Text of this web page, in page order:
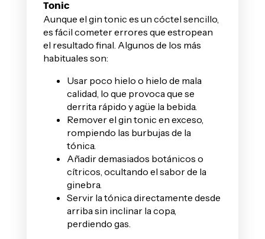
Tonic
Aunque el gin tonic es un cóctel sencillo,
es fácil cometer errores que estropean
el resultado final. Algunos de los más
habituales son:
Usar poco hielo o hielo de mala
calidad, lo que provoca que se
derrita rápido y agüe la bebida.
Remover el gin tonic en exceso,
rompiendo las burbujas de la
tónica.
Añadir demasiados botánicos o
cítricos, ocultando el sabor de la
ginebra.
Servir la tónica directamente desde
arriba sin inclinar la copa,
perdiendo gas.